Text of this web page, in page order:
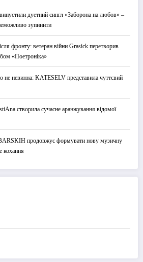
дуетний сингл «Заборона на любов» –
зупинити
фронту: ветеран війни Grasick перетворив
«Поетроніка»
не невинна: KATESELV представила чуттєвий
створила сучасне аранжування відомої
продовжує формувати нову музичну
кохання